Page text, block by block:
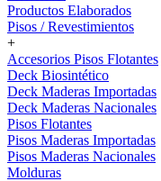
Productos Elaborados
Pisos / Revestimientos
+
Accesorios Pisos Flotantes
Deck Biosintético
Deck Maderas Importadas
Deck Maderas Nacionales
Pisos Flotantes
Pisos Maderas Importadas
Pisos Maderas Nacionales
Molduras